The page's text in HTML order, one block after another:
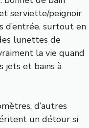
serviette/peignoir
d’entrée, surtout en
lunettes de
la vie quand
jets et bains à
d’autres
un détour si